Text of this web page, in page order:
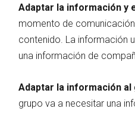
Adaptar la información y
momento de
contenido. La información
una información de
Adaptar la información
grupo va a necesitar una